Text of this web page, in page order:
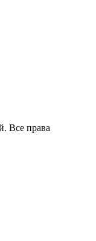
Все права